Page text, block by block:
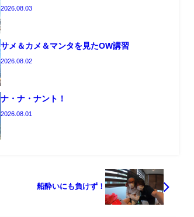
2026.08.03
サメ＆カメ＆マンタを見たOW講習
2026.08.02
ナ・ナ・ナント！
2026.08.01
船酔いにも負けず！